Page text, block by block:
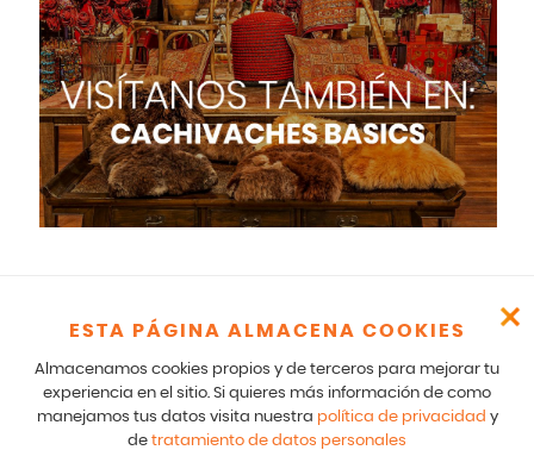
ESTA PÁGINA ALMACENA COOKIES
Almacenamos cookies propios y de terceros para mejorar tu
experiencia en el sitio. Si quieres más información de como
manejamos tus datos visita nuestra política de privacidad y
de tratamiento de datos personales
comunicados@cachivaches.com
Para comunicados legales y notificaciones formales favor escribir
a: team@cachivaches.com